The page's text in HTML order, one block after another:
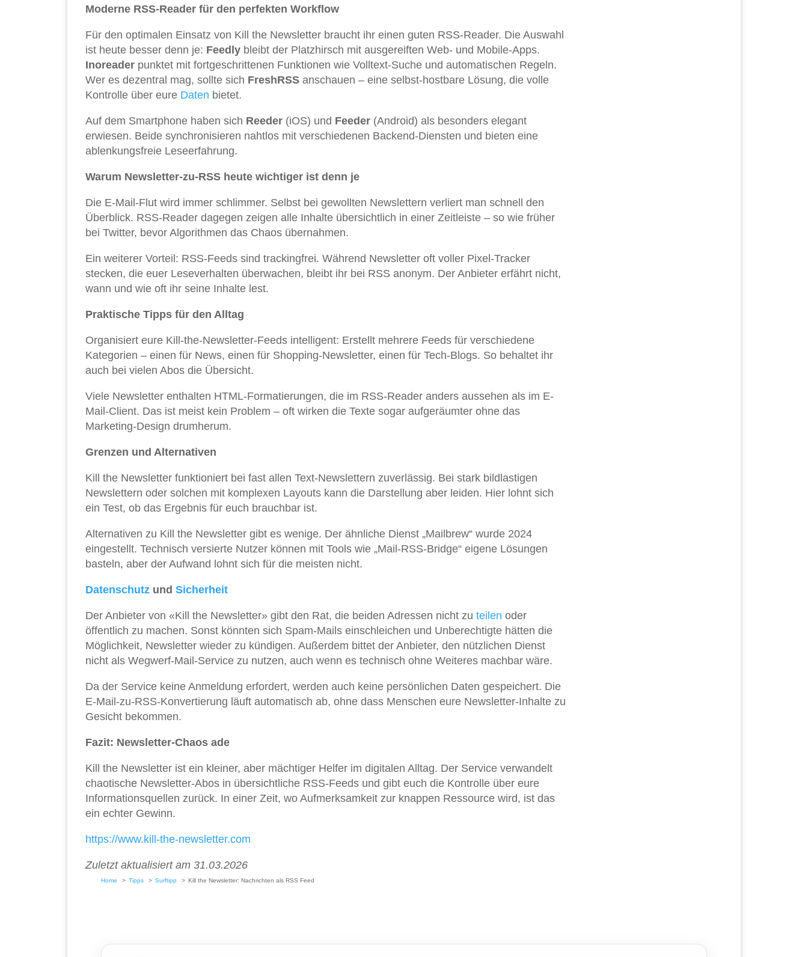
Moderne RSS-Reader für den perfekten Workflow
Für den optimalen Einsatz von Kill the Newsletter braucht ihr einen guten RSS-Reader. Die Auswahl
ist heute besser denn je: Feedly bleibt der Platzhirsch mit ausgereiften Web- und Mobile-Apps.
Inoreader punktet mit fortgeschrittenen Funktionen wie Volltext-Suche und automatischen Regeln.
Wer es dezentral mag, sollte sich FreshRSS anschauen – eine selbst-hostbare Lösung, die volle
Kontrolle über eure Daten bietet.
Auf dem Smartphone haben sich Reeder (iOS) und Feeder (Android) als besonders elegant
erwiesen. Beide synchronisieren nahtlos mit verschiedenen Backend-Diensten und bieten eine
ablenkungsfreie Leseerfahrung.
Warum Newsletter-zu-RSS heute wichtiger ist denn je
Die E-Mail-Flut wird immer schlimmer. Selbst bei gewollten Newslettern verliert man schnell den
Überblick. RSS-Reader dagegen zeigen alle Inhalte übersichtlich in einer Zeitleiste – so wie früher
bei Twitter, bevor Algorithmen das Chaos übernahmen.
Ein weiterer Vorteil: RSS-Feeds sind trackingfrei. Während Newsletter oft voller Pixel-Tracker
stecken, die euer Leseverhalten überwachen, bleibt ihr bei RSS anonym. Der Anbieter erfährt nicht,
wann und wie oft ihr seine Inhalte lest.
Praktische Tipps für den Alltag
Or­ga­ni­siert eure Kill-the-Newsletter-Feeds intelligent: Erstellt mehrere Feeds für verschiedene
Kategorien – einen für News, einen für Shopping-Newsletter, einen für Tech-Blogs. So behaltet ihr
auch bei vielen Abos die Übersicht.
Viele Newsletter enthalten HTML-Formatierungen, die im RSS-Reader anders aussehen als im E-
Mail-Client. Das ist meist kein Problem – oft wirken die Texte sogar aufgeräumter ohne das
Marketing-Design drumherum.
Grenzen und Alternativen
Kill the Newsletter funktioniert bei fast allen Text-Newslettern zuverlässig. Bei stark bildlastigen
Newslettern oder solchen mit komplexen Layouts kann die Darstellung aber leiden. Hier lohnt sich
ein Test, ob das Ergebnis für euch brauchbar ist.
Alternativen zu Kill the Newsletter gibt es wenige. Der ähnliche Dienst „Mailbrew“ wurde 2024
eingestellt. Technisch versierte Nutzer können mit Tools wie „Mail-RSS-Bridge“ eigene Lösungen
basteln, aber der Aufwand lohnt sich für die meisten nicht.
Datenschutz und Sicherheit
Der Anbieter von «Kill the Newsletter» gibt den Rat, die beiden Adressen nicht zu teilen oder
öffentlich zu machen. Sonst könnten sich Spam-Mails einschleichen und Unberechtigte hätten die
Möglichkeit, Newsletter wieder zu kündigen. Außerdem bittet der Anbieter, den nützlichen Dienst
nicht als Wegwerf-Mail-Service zu nutzen, auch wenn es technisch ohne Weiteres machbar wäre.
Da der Service keine Anmeldung erfordert, werden auch keine persönlichen Daten gespeichert. Die
E-Mail-zu-RSS-Konvertierung läuft automatisch ab, ohne dass Menschen eure Newsletter-Inhalte zu
Gesicht bekommen.
Fazit: Newsletter-Chaos ade
Kill the Newsletter ist ein kleiner, aber mächtiger Helfer im digitalen Alltag. Der Service verwandelt
chaotische Newsletter-Abos in übersichtliche RSS-Feeds und gibt euch die Kontrolle über eure
Informationsquellen zurück. In einer Zeit, wo Aufmerksamkeit zur knappen Ressource wird, ist das
ein echter Gewinn.
https://www.kill-the-newsletter.com
Zuletzt aktualisiert am 31.03.2026
Home Tipps Surftipp Kill the Newsletter: Nachrichten als RSS Feed